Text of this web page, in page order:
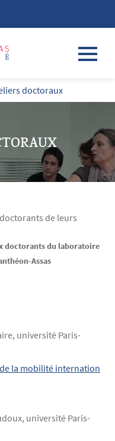
doctoraux
de leurs
doctorants du laboratoire
Assas
université Paris-
la mobilité internation
université Paris-